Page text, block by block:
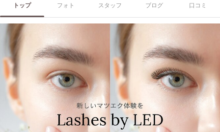
トップ フォト スタッフ ブログ 口コミ